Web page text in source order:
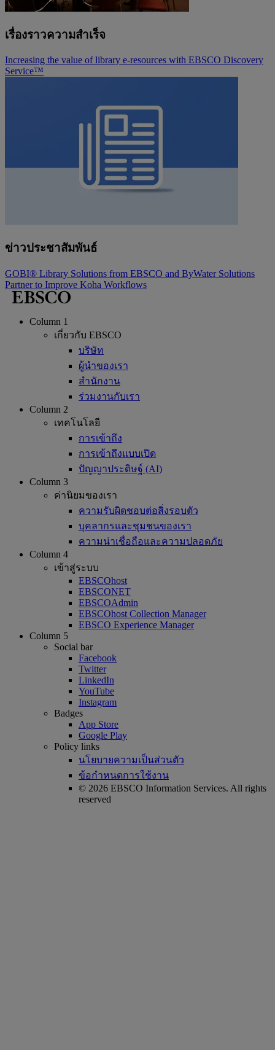
เรื่องราวความสำเร็จ
Increasing the value of library e-resources with EBSCO Discovery
Service™
ข่าวประชาสัมพันธ์
GOBI® Library Solutions from EBSCO and ByWater Solutions
Partner to Improve Koha Workflows
Column 1
เกี่ยวกับ EBSCO
บริษัท
ผู้นำของเรา
สำนักงาน
ร่วมงานกับเรา
Column 2
เทคโนโลยี
การเข้าถึง
การเข้าถึงแบบเปิด
ปัญญาประดิษฐ์ (AI)
Column 3
ค่านิยมของเรา
ความรับผิดชอบต่อสิ่งรอบตัว
บุคลากรและชุมชนของเรา
ความน่าเชื่อถือและความปลอดภัย
Column 4
เข้าสู่ระบบ
EBSCOhost
EBSCONET
EBSCOAdmin
EBSCOhost Collection Manager
EBSCO Experience Manager
Column 5
Social bar
Facebook
Twitter
LinkedIn
YouTube
Instagram
Badges
App Store
Google Play
Policy links
นโยบายความเป็นส่วนตัว
ข้อกำหนดการใช้งาน
© 2026 EBSCO Information Services. All rights
reserved